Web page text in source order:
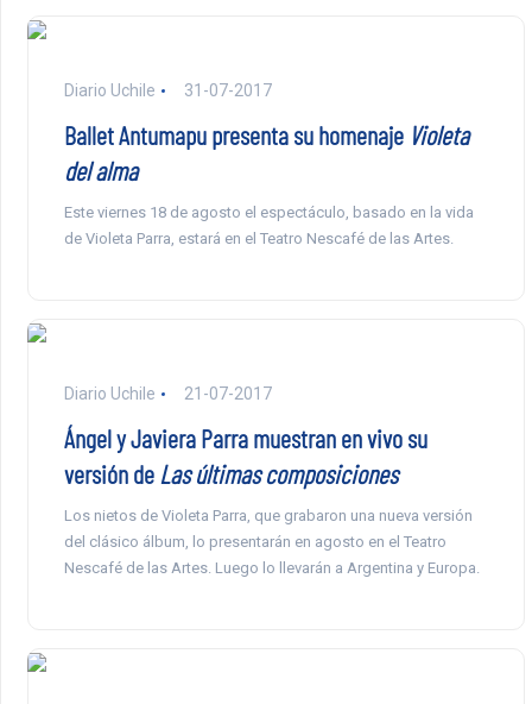
Diario Uchile 31-07-2017
Ballet Antumapu presenta su homenaje Violeta
del alma
Este viernes 18 de agosto el espectáculo, basado en la vida
de Violeta Parra, estará en el Teatro Nescafé de las Artes.
Diario Uchile 21-07-2017
Ángel y Javiera Parra muestran en vivo su
versión de Las últimas composiciones
Los nietos de Violeta Parra, que grabaron una nueva versión
del clásico álbum, lo presentarán en agosto en el Teatro
Nescafé de las Artes. Luego lo llevarán a Argentina y Europa.